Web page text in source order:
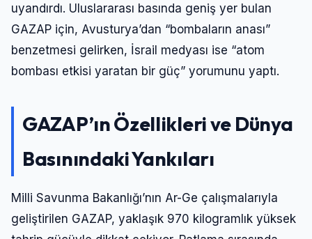
uyandırdı. Uluslararası basında geniş yer bulan
GAZAP için, Avusturya’dan “bombaların anası”
benzetmesi gelirken, İsrail medyası ise “atom
bombası etkisi yaratan bir güç” yorumunu yaptı.
GAZAP’ın Özellikleri ve Dünya
Basınındaki Yankıları
Milli Savunma Bakanlığı’nın Ar-Ge çalışmalarıyla
geliştirilen GAZAP, yaklaşık 970 kilogramlık yüksek